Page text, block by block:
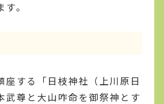
。
座する「日枝神社（上川原日
武尊と大山咋命を御祭神とす